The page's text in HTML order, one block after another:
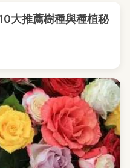
大推薦樹種與種植秘